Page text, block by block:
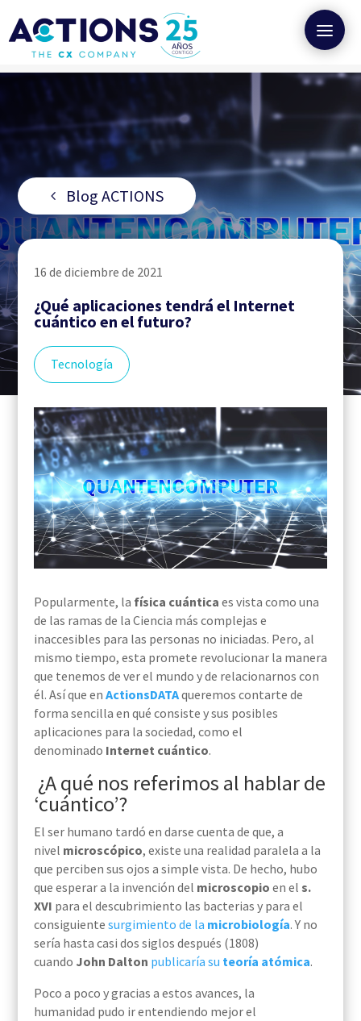
Blog ACTIONS
16 de diciembre de 2021
¿Qué aplicaciones tendrá el Internet
cuántico en el futuro?
Tecnología
Popularmente, la física cuántica es vista como una
de las ramas de la Ciencia más complejas e
inaccesibles para las personas no iniciadas. Pero, al
mismo tiempo, esta promete revolucionar la manera
que tenemos de ver el mundo y de relacionarnos con
él. Así que en ActionsDATAqueremos contarte de
forma sencilla en qué consiste y sus posibles
aplicaciones para la sociedad, como el
denominado Internet cuántico.
¿A qué nos referimos al hablar de
‘cuántico’?
El ser humano tardó en darse cuenta de que, a
nivel microscópico, existe una realidad paralela a la
que perciben sus ojos a simple vista. De hecho, hubo
que esperar a la invención del microscopio en el s.
XVI para el descubrimiento las bacterias y para el
consiguiente surgimiento de la microbiología. Y no
sería hasta casi dos siglos después (1808)
cuando John Dalton publicaría su teoría atómica.
Poco a poco y gracias a estos avances, la
humanidad pudo ir entendiendo mejor el